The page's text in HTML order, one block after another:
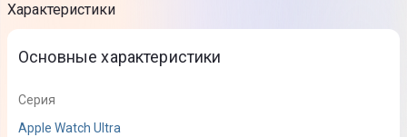
Характеристики
Основные характеристики
Серия
Apple Watch Ultra